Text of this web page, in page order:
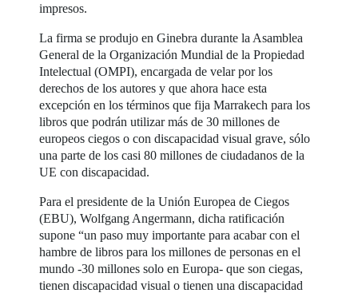
impresos.
La firma se produjo en Ginebra durante la Asamblea
General de la Organización Mundial de la Propiedad
Intelectual (OMPI), encargada de velar por los
derechos de los autores y que ahora hace esta
excepción en los términos que fija Marrakech para los
libros que podrán utilizar más de 30 millones de
europeos ciegos o con discapacidad visual grave, sólo
una parte de los casi 80 millones de ciudadanos de la
UE con discapacidad.
Para el presidente de la Unión Europea de Ciegos
(EBU), Wolfgang Angermann, dicha ratificación
supone “un paso muy importante para acabar con el
hambre de libros para los millones de personas en el
mundo -30 millones solo en Europa- que son ciegas,
tienen discapacidad visual o tienen una discapacidad